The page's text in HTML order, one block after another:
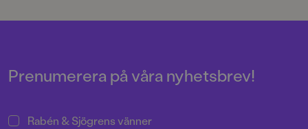
Prenumerera på våra nyhetsbrev!
Rabén & Sjögrens vänner